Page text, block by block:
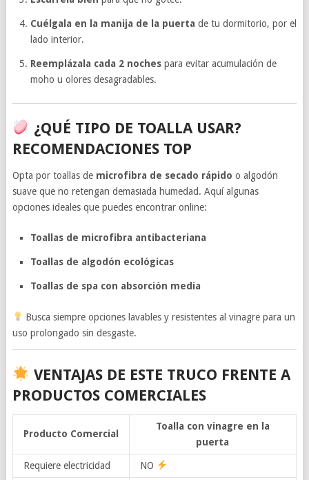
Cuélgala en la manija de la puerta de tu dormitorio, por el
lado interior.
Reemplázala cada 2 noches para evitar acumulación de
moho u olores desagradables.
¿QUÉ TIPO DE TOALLA USAR?
RECOMENDACIONES TOP
Opta por toallas de microfibra de secado rápido o algodón
suave que no retengan demasiada humedad. Aquí algunas
opciones ideales que puedes encontrar online:
Toallas de microfibra antibacteriana
Toallas de algodón ecológicas
Toallas de spa con absorción media
Busca siempre opciones lavables y resistentes al vinagre para un
uso prolongado sin desgaste.
VENTAJAS DE ESTE TRUCO FRENTE A
PRODUCTOS COMERCIALES
Producto Comercial
Toalla con vinagre en la
puerta
Requiere electricidad NO